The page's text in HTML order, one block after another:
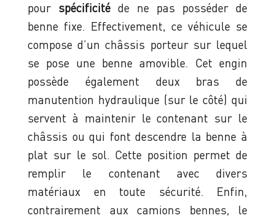
pour spécificité de ne pas posséder de
benne fixe. Effectivement, ce véhicule se
compose d’un châssis porteur sur lequel
se pose une benne amovible. Cet engin
possède également deux bras de
manutention hydraulique (sur le côté) qui
servent à maintenir le contenant sur le
châssis ou qui font descendre la benne à
plat sur le sol. Cette position permet de
remplir le contenant avec divers
matériaux en toute sécurité. Enfin,
contrairement aux camions bennes, le